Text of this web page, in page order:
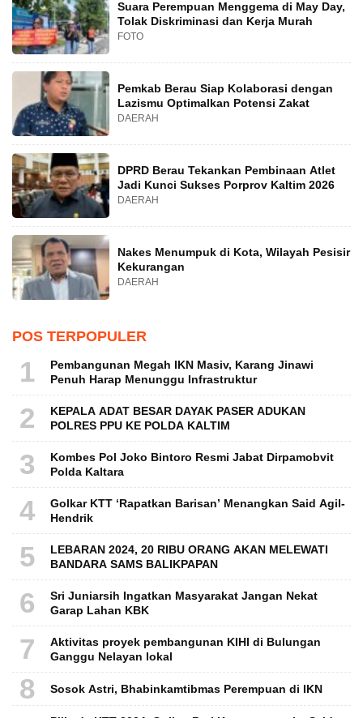
Suara Perempuan Menggema di May Day,
Tolak Diskriminasi dan Kerja Murah
FOTO
Pemkab Berau Siap Kolaborasi dengan
Lazismu Optimalkan Potensi Zakat
DAERAH
DPRD Berau Tekankan Pembinaan Atlet
Jadi Kunci Sukses Porprov Kaltim 2026
DAERAH
Nakes Menumpuk di Kota, Wilayah Pesisir
Kekurangan
DAERAH
POS TERPOPULER
1
Pembangunan Megah IKN Masiv, Karang Jinawi
Penuh Harap Menunggu Infrastruktur
2
KEPALA ADAT BESAR DAYAK PASER ADUKAN
POLRES PPU KE POLDA KALTIM
3
Kombes Pol Joko Bintoro Resmi Jabat Dirpamobvit
Polda Kaltara
4
Golkar KTT ‘Rapatkan Barisan’ Menangkan Said Agil-
Hendrik
5
LEBARAN 2024, 20 RIBU ORANG AKAN MELEWATI
BANDARA SAMS BALIKPAPAN
6
Sri Juniarsih Ingatkan Masyarakat Jangan Nekat
Garap Lahan KBK
7
Aktivitas proyek pembangunan KIHI di Bulungan
Ganggu Nelayan lokal
8 Sosok Astri, Bhabinkamtibmas Perempuan di IKN